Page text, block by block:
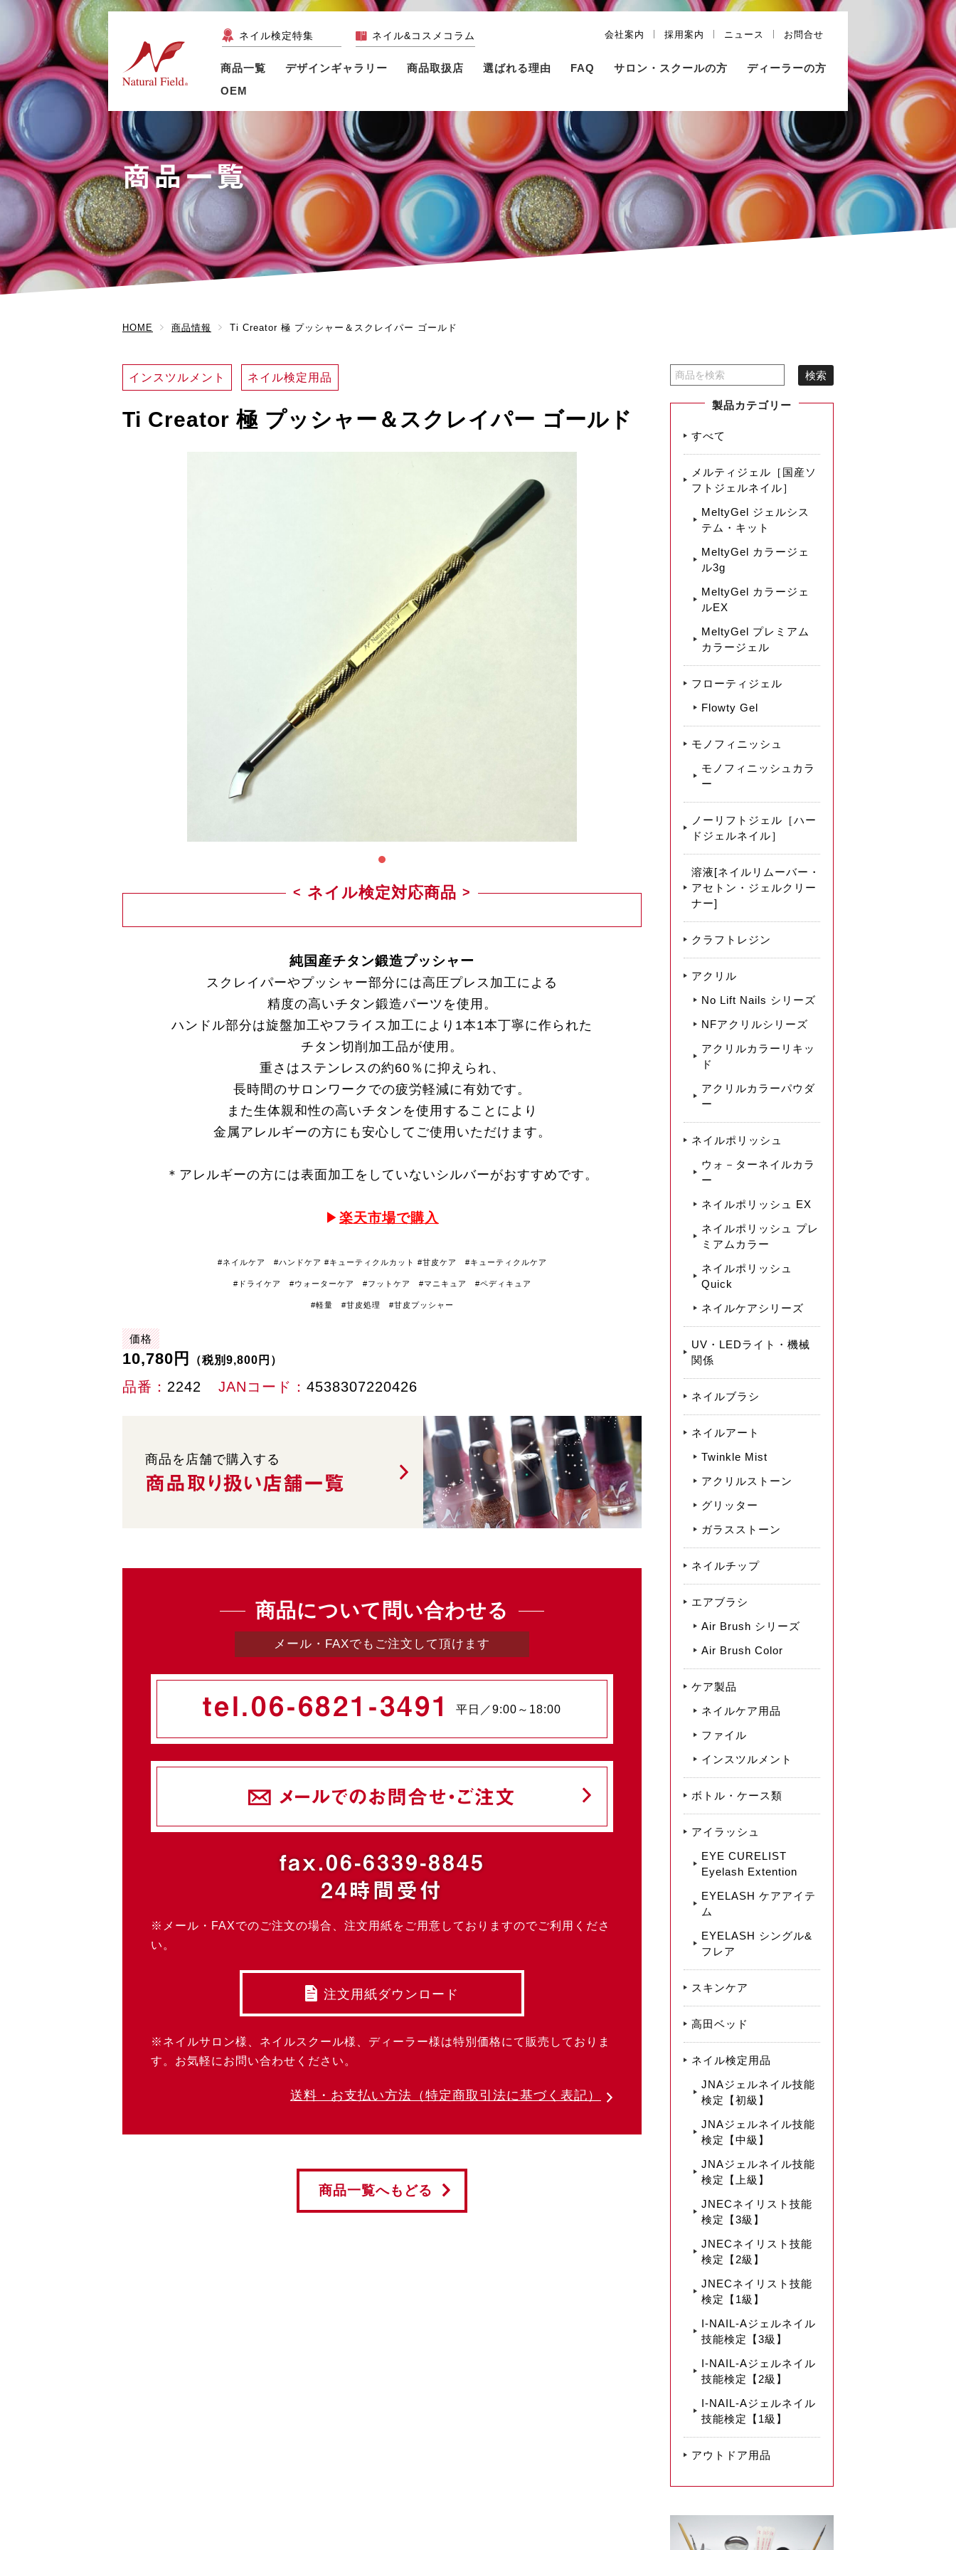
ネイル検定特集 ネイル&コスメコラム 会社案内 採用案内 ニュース お問合せ
商品一覧 デザインギャラリー 商品取扱店 選ばれる理由 FAQ サロン・スクールの方
ディーラーの方
OEM
商品一覧
HOME 商品情報 Ti Creator 極 プッシャー＆スクレイパー ゴールド
インスツルメント ネイル検定用品
Ti Creator 極 プッシャー＆スクレイパー ゴールド
ネイル検定対応商品
純国産チタン鍛造プッシャー
スクレイパーやプッシャー部分には高圧プレス加工による
精度の高いチタン鍛造パーツを使用。
ハンドル部分は旋盤加工やフライス加工により1本1本丁寧に作られた
チタン切削加工品が使用。
重さはステンレスの約60％に抑えられ、
長時間のサロンワークでの疲労軽減に有効です。
また生体親和性の高いチタンを使用することにより
金属アレルギーの方にも安心してご使用いただけます。
＊アレルギーの方には表面加工をしていないシルバーがおすすめです。
▶ 楽天市場で購入
#ネイルケア #ハンドケア #キューティクルカット #甘皮ケア #キューティクルケア
#ドライケア #ウォーターケア #フットケア #マニキュア #ペディキュア
#軽量 #甘皮処理 #甘皮プッシャー
価格
10,780円 （税別9,800円）
品番 2242 JANコード 4538307220426
商品を店舗で購入する
商品取り扱い店舗一覧
商品について問い合わせる
メール・FAXでもご注文して頂けます
tel.06-6821-3491 平日／9:00～18:00
メールでのお問合せ・ご注文
fax.06-6339-8845
24時間受付
※メール・FAXでのご注文の場合、注文用紙をご用意しておりますのでご利用くださ
い。
注文用紙ダウンロード
※ネイルサロン様、ネイルスクール様、ディーラー様は特別価格にて販売しておりま
す。お気軽にお問い合わせください。
送料・お支払い方法 （特定商取引法に基づく表記）
商品一覧へもどる
製品カテゴリー
すべて
メルティジェル［国産ソ
フトジェルネイル］
MeltyGel ジェルシス
テム・キット
MeltyGel カラージェ
ル3g
MeltyGel カラージェ
ルEX
MeltyGel プレミアム
カラージェル
フローティジェル
Flowty Gel
モノフィニッシュ
モノフィニッシュカラ
ー
ノーリフトジェル［ハー
ドジェルネイル］
溶液[ネイルリムーバー・
アセトン・ジェルクリー
ナー]
クラフトレジン
アクリル
No Lift Nails シリーズ
NFアクリルシリーズ
アクリルカラーリキッ
ド
アクリルカラーパウダ
ー
ネイルポリッシュ
ウォ－ターネイルカラ
ー
ネイルポリッシュ EX
ネイルポリッシュ プレ
ミアムカラー
ネイルポリッシュ
Quick
ネイルケアシリーズ
UV・LEDライト・機械
関係
ネイルブラシ
ネイルアート
Twinkle Mist
アクリルストーン
グリッター
ガラスストーン
ネイルチップ
エアブラシ
Air Brush シリーズ
Air Brush Color
ケア製品
ネイルケア用品
ファイル
インスツルメント
ボトル・ケース類
アイラッシュ
EYE CURELIST
Eyelash Extention
EYELASH ケアアイテ
ム
EYELASH シングル&
フレア
スキンケア
高田ベッド
ネイル検定用品
JNAジェルネイル技能
検定【初級】
JNAジェルネイル技能
検定【中級】
JNAジェルネイル技能
検定【上級】
JNECネイリスト技能
検定【3級】
JNECネイリスト技能
検定【2級】
JNECネイリスト技能
検定【1級】
I-NAIL-Aジェルネイル
技能検定【3級】
I-NAIL-Aジェルネイル
技能検定【2級】
I-NAIL-Aジェルネイル
技能検定【1級】
アウトドア用品